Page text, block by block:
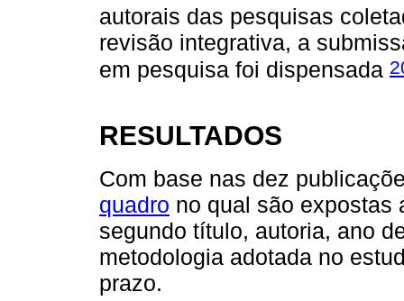
autorais das pesquisas
revisão integrativa, a
em pesquisa foi dispensada
RESULTADOS
Com base nas dez
quadro no qual são expostas
segundo título, autoria, ano
metodologia adotada no
prazo.